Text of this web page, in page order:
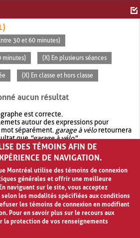
30 et 60 minutes)
minutes) (X) En plusieurs séances
(X) En classe et hors classe
aucun résultat
est correcte.
autour des expressions pour
séparément. garage à véloretournera
que"garage à vélo".
recherche avec OR.garage OR vélo
de résultat quegarage à vélo
DES TÉMOINS AFIN DE
DE NAVIGATION.
Montréal utilise des témoins de connexion
générales et offrir une meilleure
naviguant sur le site, vous acceptez
les modalités spécifiées aux conditions
les témoins de connexion en modifiant
Pour en savoir plus sur le recours aux
la protection de vos renseignements